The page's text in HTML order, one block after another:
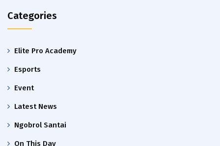
Categories
Elite Pro Academy
Esports
Event
Latest News
Ngobrol Santai
On This Day